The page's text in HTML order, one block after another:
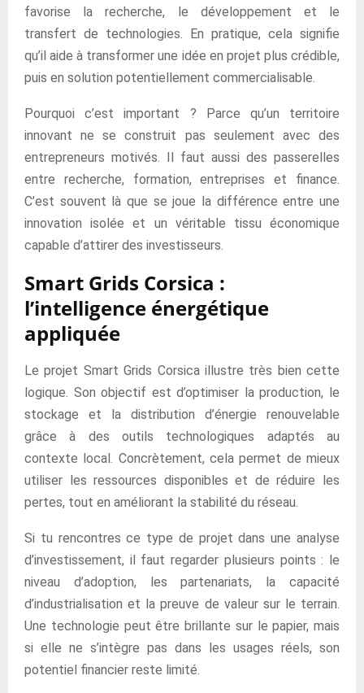
favorise la recherche, le développement et le
transfert de technologies. En pratique, cela signifie
qu’il aide à transformer une idée en projet plus crédible,
puis en solution potentiellement commercialisable.
Pourquoi c’est important ? Parce qu’un territoire
innovant ne se construit pas seulement avec des
entrepreneurs motivés. Il faut aussi des passerelles
entre recherche, formation, entreprises et finance.
C’est souvent là que se joue la différence entre une
innovation isolée et un véritable tissu économique
capable d’attirer des investisseurs.
Smart Grids Corsica :
l’intelligence énergétique
appliquée
Le projet Smart Grids Corsica illustre très bien cette
logique. Son objectif est d’optimiser la production, le
stockage et la distribution d’énergie renouvelable
grâce à des outils technologiques adaptés au
contexte local. Concrètement, cela permet de mieux
utiliser les ressources disponibles et de réduire les
pertes, tout en améliorant la stabilité du réseau.
Si tu rencontres ce type de projet dans une analyse
d’investissement, il faut regarder plusieurs points : le
niveau d’adoption, les partenariats, la capacité
d’industrialisation et la preuve de valeur sur le terrain.
Une technologie peut être brillante sur le papier, mais
si elle ne s’intègre pas dans les usages réels, son
potentiel financier reste limité.